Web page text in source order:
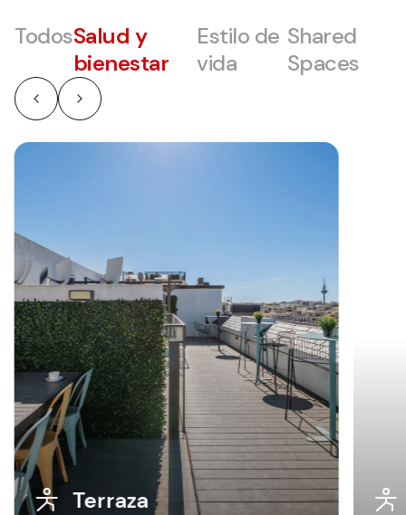
TodosSalud y
bienestar
Estilo de
vida
Shared
Spaces
Tenis de mesa